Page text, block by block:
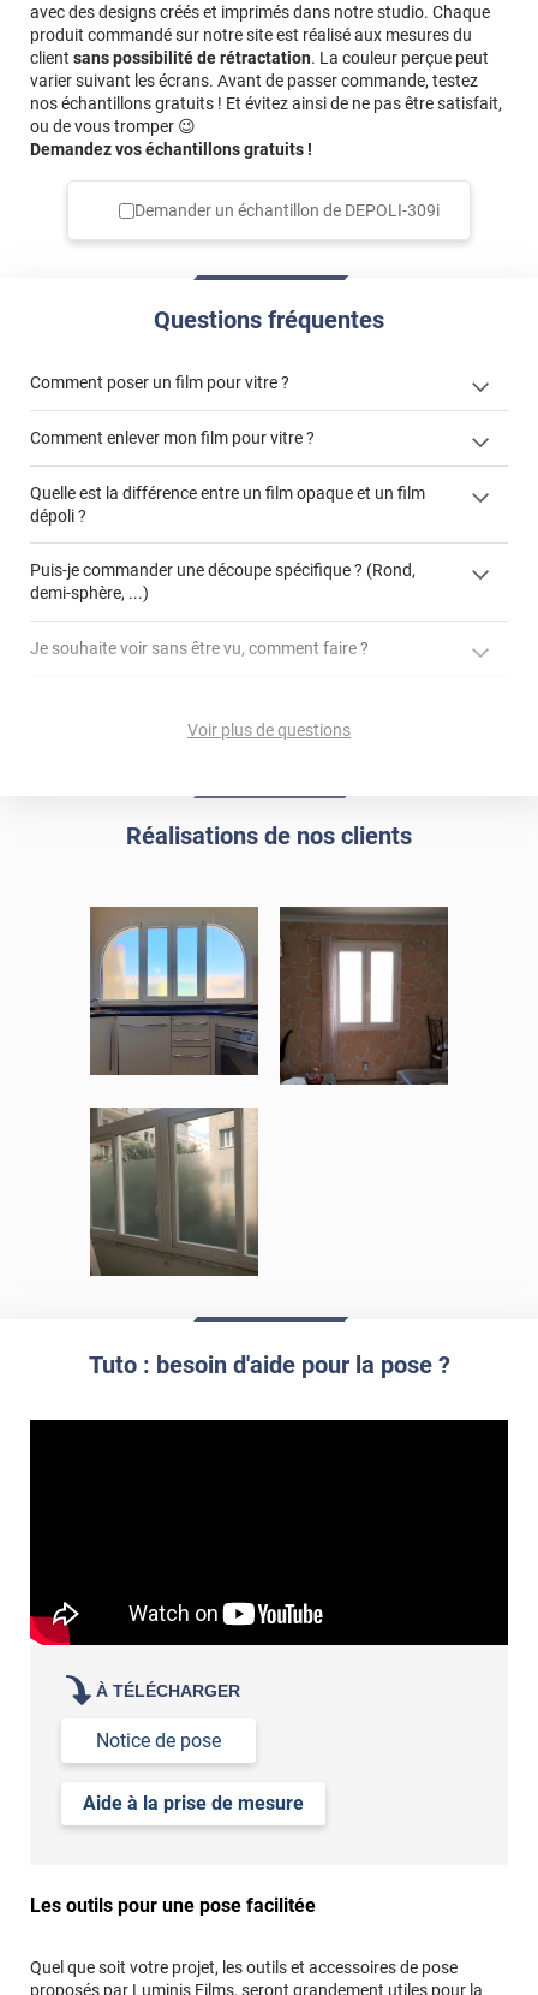
avec des designs créés et imprimés dans notre studio. Chaque
produit commandé sur notre site est réalisé aux mesures du
client sans possibilité de rétractation. La couleur perçue peut
varier suivant les écrans. Avant de passer commande, testez
nos échantillons gratuits ! Et évitez ainsi de ne pas être satisfait,
ou de vous tromper 😉
Demandez vos échantillons gratuits !
Demander un échantillon de DEPOLI-309i
Réalisations de nos clients
Questions fréquentes
Comment poser un film pour vitre ?
cet
Comment enlever mon film pour vitre ?
votre film électrostatique pour vitre
Quelle est la différence entre un film opaque et un film
dépoli ?
film opaque
Puis-je commander une découpe spécifique ? (Rond,
demi-sphère, ...)
devis
Les dimensions du vitrage
Je souhaite voir sans être vu, comment faire ?
film dépoli teinté
film dépoli translucide ?
Voir plus de questions
Tuto : besoin d'aide pour la pose ?
À TÉLÉCHARGER
Notice de pose
Aide à la prise de mesure
Les outils pour une pose facilitée
Quel que soit votre projet, les outils et accessoires de pose
proposés par Luminis Films, seront grandement utiles pour la